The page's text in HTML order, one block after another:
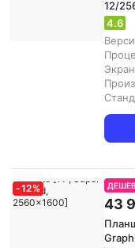
12/
4.6
-12%
43